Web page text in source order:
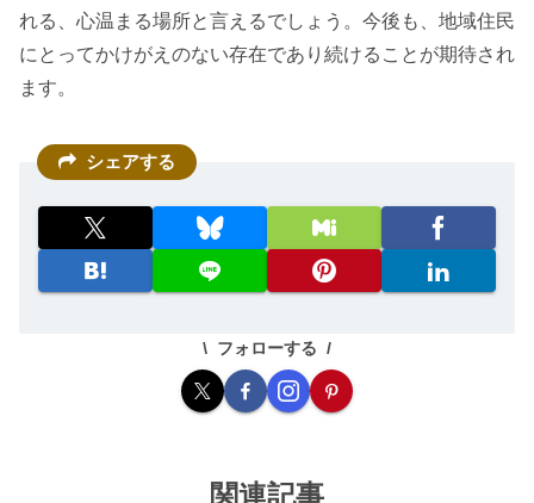
れる、心温まる場所と言えるでしょう。今後も、地域住民
にとってかけがえのない存在であり続けることが期待され
ます。
シェアする
フォローする
関連記事